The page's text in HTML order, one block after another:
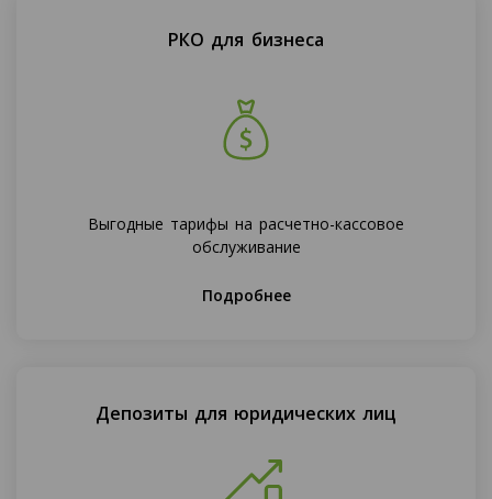
РКО для бизнеса
Выгодные тарифы на расчетно-кассовое
обслуживание
Подробнее
Депозиты для юридических лиц